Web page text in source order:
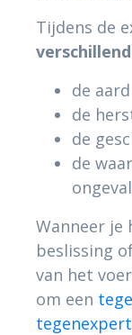
Tijdens de
de
de
de
de
Wanneer je
beslissing
van het
om een